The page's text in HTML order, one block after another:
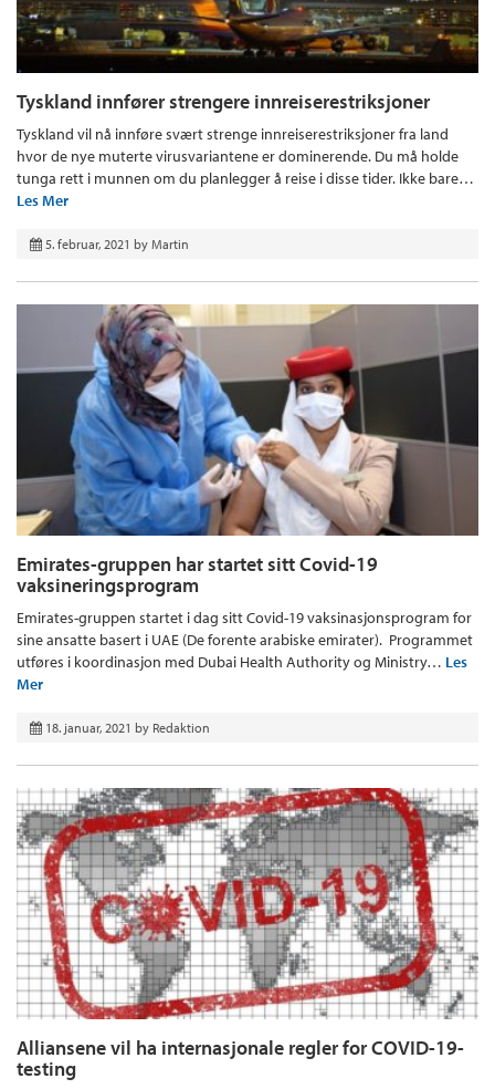
Tyskland innfører strengere innreiserestriksjoner
Tyskland vil nå innføre svært strenge innreiserestriksjoner fra land
hvor de nye muterte virusvariantene er dominerende. Du må holde
tunga rett i munnen om du planlegger å reise i disse tider. Ikke bare…
Les Mer
5. februar, 2021 by Martin
Emirates-gruppen har startet sitt Covid-19
vaksineringsprogram
Emirates-gruppen startet i dag sitt Covid-19 vaksinasjonsprogram for
sine ansatte basert i UAE (De forente arabiske emirater). Programmet
utføres i koordinasjon med Dubai Health Authority og Ministry… Les
Mer
18. januar, 2021 by Redaktion
Alliansene vil ha internasjonale regler for COVID-19-
testing